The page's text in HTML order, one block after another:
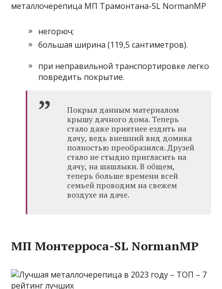
металлочерепица МП Трамонтана-SL NormanMP
негорюч;
большая ширина (119,5 сантиметров).
при неправильной транспортировке легко
повредить покрытие.
Покрыл данным материалом
крышу дачного дома. Теперь
стало даже приятнее ездить на
дачу, ведь внешний вид домика
полностью преобразился. Друзей
стало не стыдно пригласить на
дачу, на шашлыки. В общем,
теперь больше времени всей
семьей проводим на свежем
воздухе на даче.
МП Монтерроса-SL NormanMP